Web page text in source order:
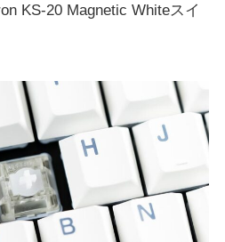
KS-20 Magnetic Whiteスイ